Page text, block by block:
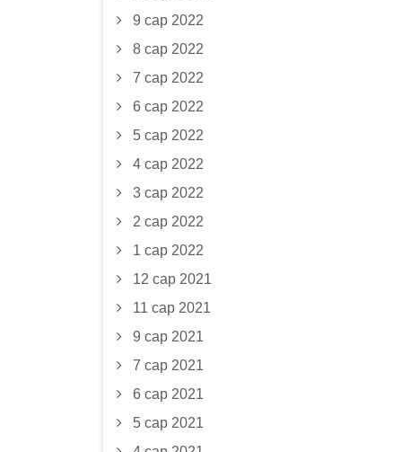
9 сар 2022
8 сар 2022
7 сар 2022
6 сар 2022
5 сар 2022
4 сар 2022
3 сар 2022
2 сар 2022
1 сар 2022
12 сар 2021
11 сар 2021
9 сар 2021
7 сар 2021
6 сар 2021
5 сар 2021